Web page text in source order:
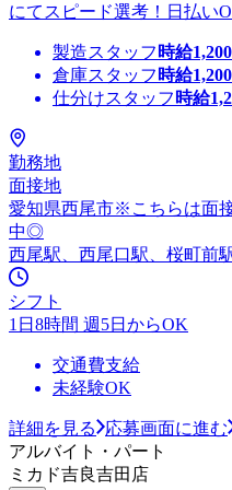
にてスピード選考！日払い
製造スタッフ 時給1,200
倉庫スタッフ 時給1,200
仕分けスタッフ 時給
勤務地
面接地
愛知県西尾市※こちらは面
中◎
西尾駅、西尾口駅、桜町前
シフト
1日8時間 週5日からOK
交通費支給
未経験OK
詳細を見る
応募画面に進む
アルバイト・パート
ミカド吉良吉田店